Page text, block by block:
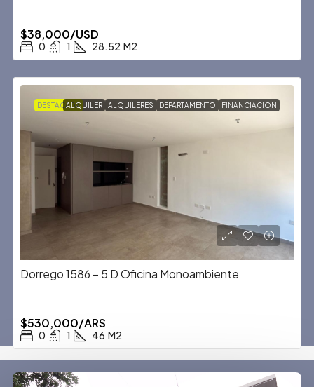
$38,000/USD
0 1 28.52 M2
DESTACADAALQUILER ALQUILERES DEPARTAMENTO FINANCIACION
Dorrego 1586 – 5 D Oficina Monoambiente
$530,000/ARS
0 1 46 M2